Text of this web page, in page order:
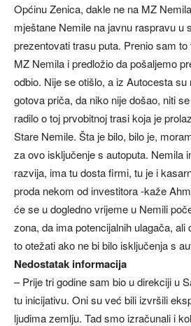
Općinu Zenica, dakle ne na MZ
mještane Nemile na javnu raspravu u
prezentovati trasu puta. Prenio sam
MZ Nemila i predložio da pošaljemo
odbio. Nije se otišlo, a iz Autocesta su
gotova priča, da niko nije došao, niti
radilo o toj prvobitnoj trasi koja je
Stare Nemile. Šta je bilo, bilo je,
za ovo isključenje s autoputa. Nemila
razvija, ima tu dosta firmi, tu je i
proda nekom od investitora -kaže
će se u dogledno vrijeme u Nemili
zona, da ima potencijalnih ulagača,
to otežati ako ne bi bilo isključenja s
Nedostatak informacija
– Prije tri godine sam bio u direkciji u
tu inicijativu. Oni su već bili izvršili
ljudima zemlju. Tad smo izračunali i